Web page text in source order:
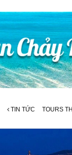
TIN TỨC TOURS